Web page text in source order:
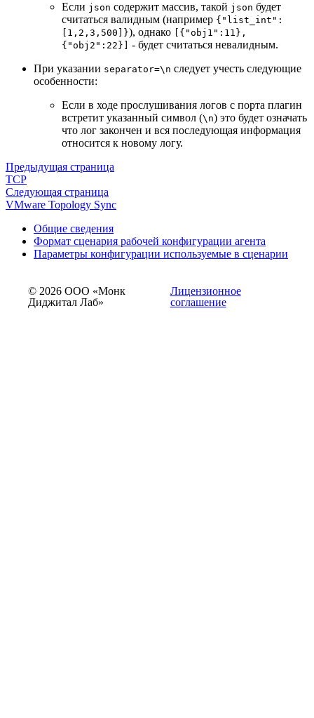
Если json содержит массив, такой json будет
считаться валидным (например {"list_int":
[1,2,3,500]}), однако
[{"obj1":11},
{"obj2":22}]
- будет считаться невалидным.
При указании separator=\n следует учесть следующие
особенности:
Если в ходе прослушивания логов с порта плагин
встретит указанный символ (\n) это будет означать
что лог закончен и вся последующая информация
относится к новому логу.
Предыдущая страница
TCP
Следующая страница
VMware Topology Sync
Общие сведения
Формат сценария рабочей конфигурации агента
Параметры конфигурации используемые в сценарии
Лицензионное
соглашение
© 2026 ООО «Монк
Диджитал Лаб»